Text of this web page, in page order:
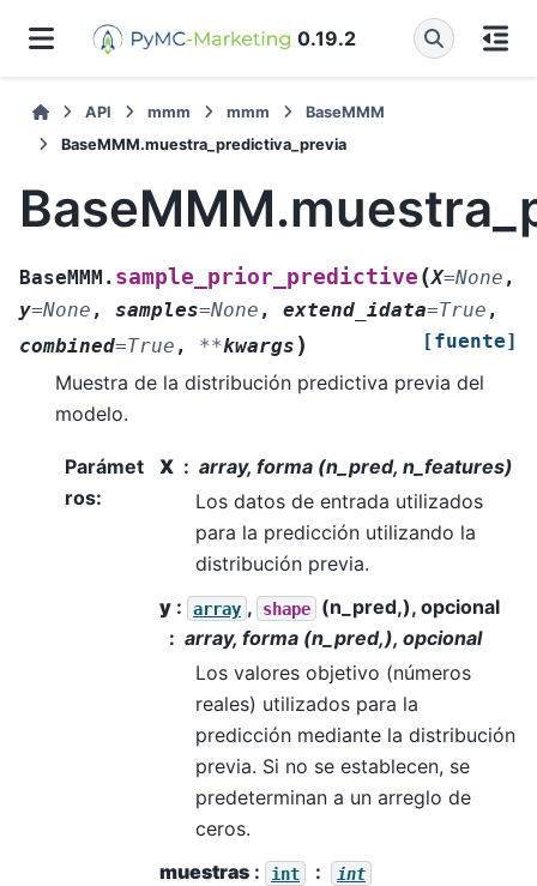
0.19.2
API mmm mmm
BaseMMM
BaseMMM.muestra_predictiva_previa
BaseMMM. sample_prior_predictive (X=None ,
y=None , samples=None , extend_idata=True ,
combined=True , **kwargs ) [fuente]
Muestra de la distribución predictiva previa del
modelo.
Parámet
ros:
X
array, forma (n_pred, n_features)
Los datos de entrada utilizados
para la predicción utilizando la
distribución previa.
y : array , shape
(n_pred,), opcional
array, forma (n_pred,), opcional
Los valores objetivo (números
reales) utilizados para la
predicción mediante la distribución
previa. Si no se establecen, se
predeterminan a un arreglo de
ceros.
muestras : int int